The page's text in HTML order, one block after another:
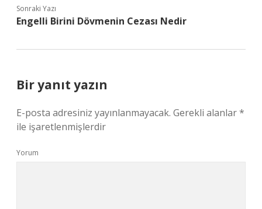
Sonraki Yazı
Engelli Birini Dövmenin Cezası Nedir
Bir yanıt yazın
E-posta adresiniz yayınlanmayacak. Gerekli alanlar*
ile işaretlenmişlerdir
Yorum